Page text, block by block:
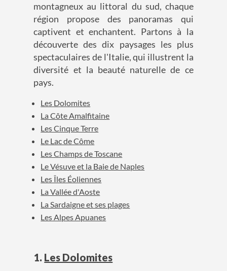
montagneux au littoral du sud, chaque
région propose des panoramas qui
captivent et enchantent. Partons à la
découverte des dix paysages les plus
spectaculaires de l'Italie, qui illustrent la
diversité et la beauté naturelle de ce
pays.
Les Dolomites
La Côte Amalfitaine
Les Cinque Terre
Le Lac de Côme
Les Champs de Toscane
Le Vésuve et la Baie de Naples
Les Îles Éoliennes
La Vallée d'Aoste
La Sardaigne et ses plages
Les Alpes Apuanes
1. Les Dolomites